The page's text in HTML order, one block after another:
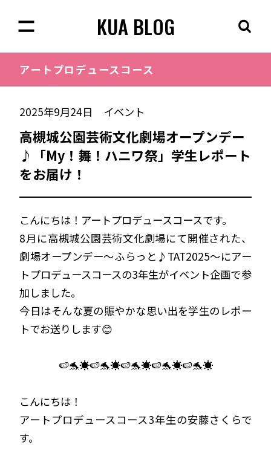
KUA BLOG
アートプロデュース コース
2025年9月24日 イベント
高槻城公園芸術文化劇場オープンデー
♪「My！舞！ハニワ祭」学生レポート
をお届け！
こんにちは！アートプロデュースコースです。
8月に高槻城公園芸術文化劇場にて開催された、
劇場オープンデー～ふらっと♪TAT2025～にアー
トプロデュースコースの3年生がイベント企画で参
加しました。
今日はそんな夏の賑やかな思い出を学生のレポー
トでお送りします😊
🍉🐬☀️🍉🐬☀️🍉🐬☀️🍉🐬☀️🍉🐬☀️
こんにちは！
アートプロデュースコース3年生の安藤さくらで
す。